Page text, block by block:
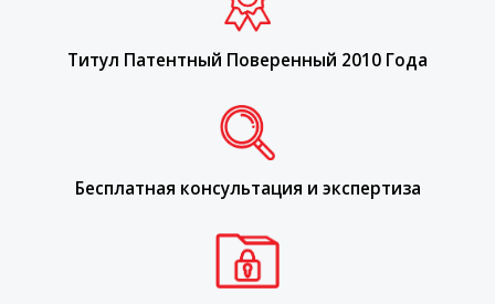
Титул Патентный Поверенный 2010 Года
Бесплатная консультация и экспертиза